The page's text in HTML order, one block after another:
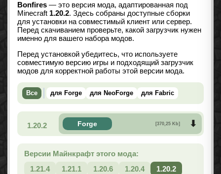
Bonfires — это версия мода, адаптированная под
Minecraft 1.20.2. Здесь собраны доступные сборки
для установки на совместимый клиент или сервер.
Перед скачиванием проверьте, какой загрузчик нужен
именно для вашего набора модов.
Перед установкой убедитесь, что используете
совместимую версию игры и подходящий загрузчик
модов для корректной работы этой версии мода.
Все для Forge для NeoForge для Fabric
1.20.2 Forge [370,25 Kb]
Версии Майнкрафт этого мода:
1.21.4
1.21.1 1.20.6 1.20.4
1.20.2